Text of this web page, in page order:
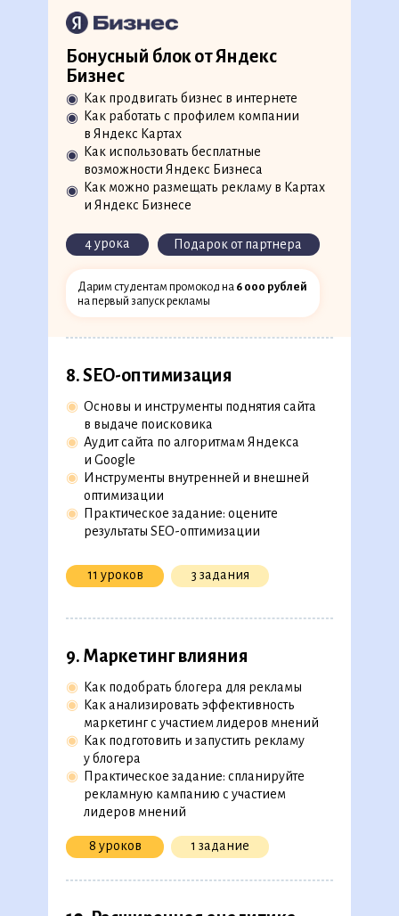
Дарим студентам промокод на 6 000 рублей
на первый запуск рекламы
Как продвигать бизнес в интернете
Как работать с профилем компании
в Яндекс Картах
Как использовать бесплатные
возможности Яндекс Бизнеса
Как можно размещать рекламу в Картах
и Яндекс Бизнесе
◉
Бонусный блок от Яндекс
Бизнес
4 урока
◉
◉
◉
Подарок от партнера
8 уроков 1 задание
Как подобрать блогера для рекламы
Как анализировать эффективность
маркетинг с участием лидеров мнений
Как подготовить и запустить рекламу
у блогера
Практическое задание: спланируйте
рекламную кампанию с участием
лидеров мнений
◉
◉
◉
◉
9. Маркетинг влияния
11 уроков 3 задания
Основы и инструменты поднятия сайта
в выдаче поисковика
Аудит сайта по алгоритмам Яндекса
и Google
Инструменты внутренней и внешней
оптимизации
Практическое задание: оцените
результаты SEO-оптимизации
◉
◉
◉
◉
8. SEO-оптимизация
9 уроков 1 кейс
◉
◉
◉
Алгоритм подготовки рекламной кампании
Особенности подбора ключевых слов
и составления объявлений
Реклама в Яндекс и Google, рекламные сети
Практический кейс: составьте структуру
Мастер кампаний в Яндекс Директ
7. Контекстная реклама
1 задание